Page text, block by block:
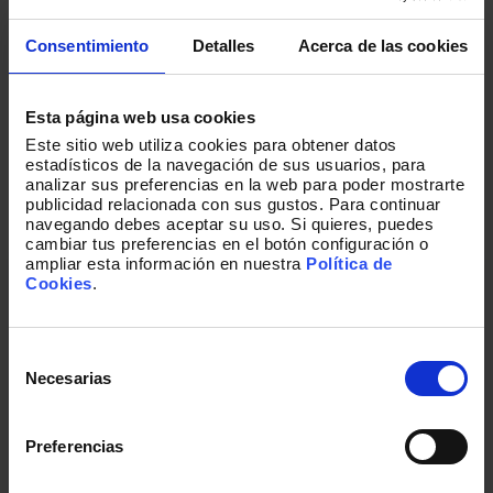
Consentimiento Detalles Acerca de las cookies
Esta página web usa cookies
Este sitio web utiliza cookies para obtener datos
estadísticos de la navegación de sus usuarios, para
analizar sus preferencias en la web para poder mostrarte
publicidad relacionada con sus gustos. Para continuar
navegando debes aceptar su uso. Si quieres, puedes
cambiar tus preferencias en el botón configuración o
ampliar esta información en nuestra Política de
Cookies.
Necesarias
Preferencias
Nuestros últimos artículos
Una colección de historias escritas por
nuestros equipos, sobre nuestras
capacidades, nuestro día a día y nuestra
pasión.